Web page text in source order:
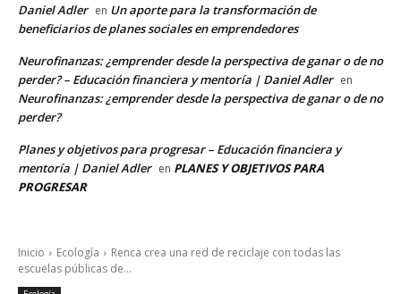
Daniel Adler en Un aporte para la transformación de
beneficiarios de planes sociales en emprendedores
Neurofinanzas: ¿emprender desde la perspectiva de ganar o de no
perder? – Educación financiera y mentoría | Daniel Adler en
Neurofinanzas: ¿emprender desde la perspectiva de ganar o de no
perder?
Planes y objetivos para progresar – Educación financiera y
mentoría | Daniel Adler en PLANES Y OBJETIVOS PARA
PROGRESAR